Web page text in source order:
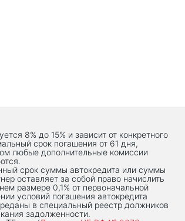
8% до 15% и зависит от конкретного
срок погашения от 61 дня,
любые дополнительные комиссии
срок суммы автокредита или суммы
оставляет за собой право начислить
размере 0,1% от первоначальной
условий погашения автокредита
в специальный реестр должников
задолженности.